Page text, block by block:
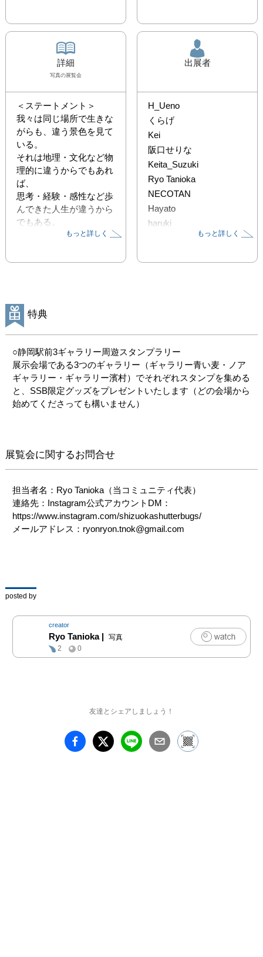
詳細
写真の展覧会
＜ステートメント＞
我々は同じ場所で生きな
がらも、違う景色を見て
いる。
それは地理・文化など物
理的に違うからでもあれ
ば、
思考・経験・感性など歩
んできた人生が違うから
でもある。
静岡という場所で各々の
現する写真展。
が集まるオフライン写真
コミュニティ“Shizuoka
ShutterBugs”。
有志24名のメンバーとゲ
スト写真家2名が、各々
の「静岡の景色」「私の
感性」を表現します。
2025年3月20日（木
アギャラリー・ギャラリ
ー濱村）で開催いたしま
ジャンル問わず多種多様
な作品が並ぶ、静岡最大
規模の写真展です。
はvol.2となっています。
「レンタルフォトウォー
ク」や「写真雑
誌"SHIZU BUG"掲載投稿
写真を撮っている方も撮
写真展になっておりま
す、お越しくださると嬉
もっと詳しく
出展者
H_Ueno
くらげ
Kei
阪⼝せりな
Keita_Suzuki
Ryo Tanioka
NECOTAN
Hayato
haruki
もっと詳しく
特典
○静岡駅前3ギャラリー周遊スタンプラリー
展示会場である3つのギャラリー（ギャラリー青い麦・ノア
ギャラリー・ギャラリー濱村）でそれぞれスタンプを集める
と、SSB限定グッズをプレゼントいたします（どの会場から
始めてくださっても構いません）
展覧会に関するお問合せ
担当者名：Ryo Tanioka（当コミュニティ代表）
連絡先：Instagram公式アカウントDM：
https://www.instagram.com/shizuokashutterbugs/
メールアドレス：ryonryon.tnok@gmail.com
posted by
creator
Ryo Tanioka|
写真
2
0
友達とシェアしましょう！